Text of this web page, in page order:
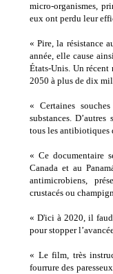
micro-organismes,
eux ont perdu leur
« Pire, la résistance
année, elle cause
États-Unis. Un récent
2050 à plus de dix
« Certaines
substances.
tous les
« Ce documentaire
Canada et au
antimicrobiens,
crustacés ou
« D'ici à 2020, il
pour stopper
« Le film, très
fourrure des